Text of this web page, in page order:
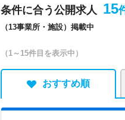
条件に合う公開求人 15
（13事業所・施設）掲載中
（1～15件目を表示中）
おすすめ順